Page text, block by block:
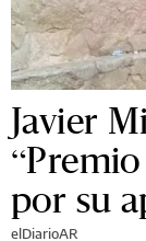
Javier
por su
elDiarioAR